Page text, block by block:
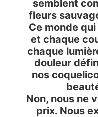
semblent
fleurs
Ce monde
et chaque
chaque
douleur
nos
Non, nous ne
prix. Nous